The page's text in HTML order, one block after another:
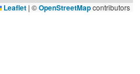
Leaflet | ©OpenStreetMapcontributors